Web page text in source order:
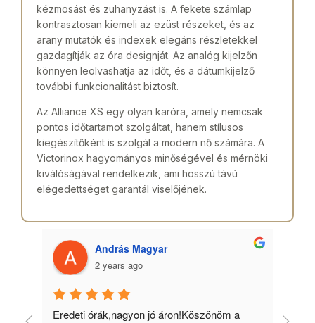
kézmosást és zuhanyzást is. A fekete számlap
kontrasztosan kiemeli az ezüst részeket, és az
arany mutatók és indexek elegáns részletekkel
gazdagítják az óra designját. Az analóg kijelzőn
könnyen leolvashatja az időt, és a dátumkijelző
további funkcionalitást biztosít.
Az Alliance XS egy olyan karóra, amely nemcsak
pontos időtartamot szolgáltat, hanem stílusos
kiegészítőként is szolgál a modern nő számára. A
Victorinox hagyományos minőségével és mérnöki
kiválóságával rendelkezik, ami hosszú távú
elégedettséget garantál viselőjének.
András Magyar
2 years ago
Eredeti órák,nagyon jó áron!Köszönöm a